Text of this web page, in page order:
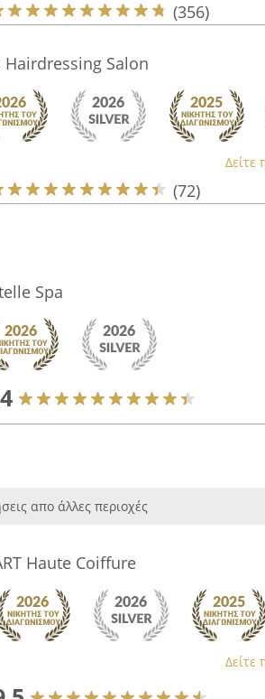
(356)
Hairdressing Salon
Δείτε
(72)
Spa
απο άλλες περιοχές
Haute Coiffure
Δείτε